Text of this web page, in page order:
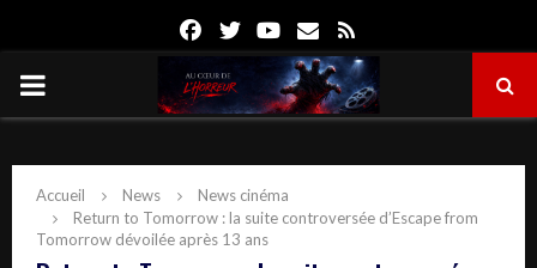
FacebookTwitterYoutube
Email
PRIMARY
Accueil News
News cinéma
Return to Tomorrow : la suite controversée d’Escape from
Tomorrow dévoilée après 13 ans